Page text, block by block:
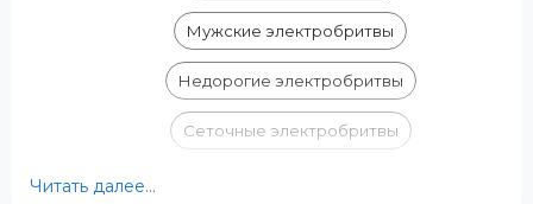
65
Источник питания:
Аккумулятор
Мужские электробритвы
Недорогие электробритвы
Сеточные электробритвы
Читать далее...